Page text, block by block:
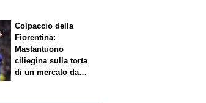
Colpaccio della
Fiorentina:
Mastantuono
ciliegina sulla torta
di un mercato da